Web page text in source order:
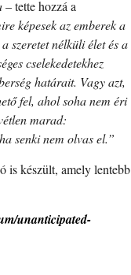
– tette hozzá a
képesek az emberek a
szeretet nélküli élet és a
cselekedetekhez
határait. Vagy azt,
fel, ahol soha nem éri
marad:
senki nem olvas el.”
is készült, amely lentebb
unanticipated-